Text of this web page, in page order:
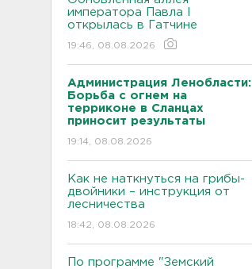
императора Павла I
открылась в Гатчине
19:46, 08.08.2026
Администрация Ленобласти:
Борьба с огнем на
терриконе в Сланцах
приносит результаты
19:14, 08.08.2026
Как не наткнуться на грибы-
двойники – инструкция от
лесничества
18:42, 08.08.2026
По программе "Земский